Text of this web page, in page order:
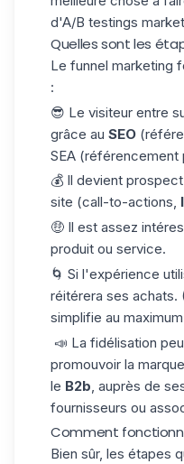
d'A/B testings
Quelles sont les
Le funnel marketing
:
😎 Le visiteur entre
grâce au SEO
SEA (référencement
💰 Il devient
site (call-to-actions,
🤑 Il est assez
produit ou service.
🌀 Si l'expérience
réitérera ses achats.
simplifie au
📣 La fidélisation
promouvoir la
le B2b , auprès de
fournisseurs ou
Comment
Bien sûr, les étapes